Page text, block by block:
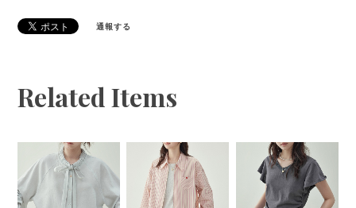
通報する
Related Items